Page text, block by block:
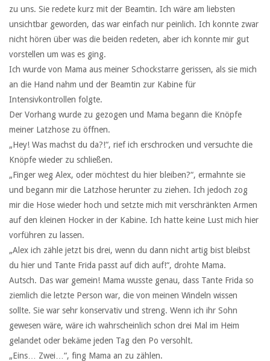
zu uns. Sie redete kurz mit der Beamtin. Ich wäre am liebsten
unsichtbar geworden, das war einfach nur peinlich. Ich konnte zwar
nicht hören über was die beiden redeten, aber ich konnte mir gut
vorstellen um was es ging.
Ich wurde von Mama aus meiner Schockstarre gerissen, als sie mich
an die Hand nahm und der Beamtin zur Kabine für
Intensivkontrollen folgte.
Der Vorhang wurde zu gezogen und Mama begann die Knöpfe
meiner Latzhose zu öffnen.
„Hey! Was machst du da?!“, rief ich erschrocken und versuchte die
Knöpfe wieder zu schließen.
„Finger weg Alex, oder möchtest du hier bleiben?“, ermahnte sie
und begann mir die Latzhose herunter zu ziehen. Ich jedoch zog
mir die Hose wieder hoch und setzte mich mit verschränkten Armen
auf den kleinen Hocker in der Kabine. Ich hatte keine Lust mich hier
vorführen zu lassen.
„Alex ich zähle jetzt bis drei, wenn du dann nicht artig bist bleibst
du hier und Tante Frida passt auf dich auf!“, drohte Mama.
Autsch. Das war gemein! Mama wusste genau, dass Tante Frida so
ziemlich die letzte Person war, die von meinen Windeln wissen
sollte. Sie war sehr konservativ und streng. Wenn ich ihr Sohn
gewesen wäre, wäre ich wahrscheinlich schon drei Mal im Heim
gelandet oder bekäme jeden Tag den Po versohlt.
„Eins… Zwei…“, fing Mama an zu zählen.